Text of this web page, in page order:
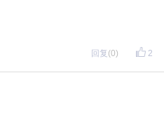
10733168.html
效
效
2
回复 (0)